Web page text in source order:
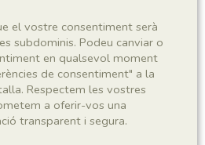
Phyllum
Spermatophyta
Classe
Magnoliopsida
el vostre consentiment serà
subdominis. Podeu canviar o
en qualsevol moment
de consentiment" a la
Respectem les vostres
a oferir-vos una
transparent i segura.